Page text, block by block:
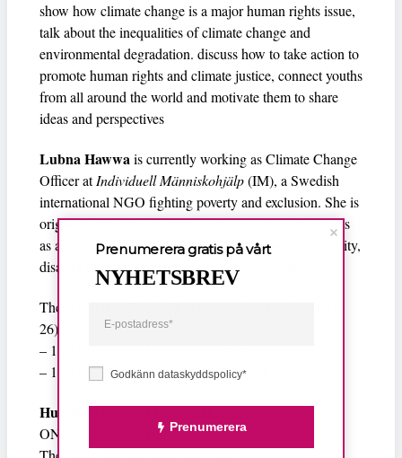
show how climate change is a major human rights issue,
talk about the inequalities of climate change and
environmental degradation. discuss how to take action to
promote human rights and climate justice, connect youths
from all around the world and motivate them to share
ideas and perspectives
Lubna Hawwais currently working as Climate Change
Officer atIndividuell Människohjälp(IM), a Swedish
international NGO fighting poverty and exclusion. She is
originally from the Maldives and worked on the islands
as a journalist and contributed to various gender equality,
disaster risk management and human rights initiatives.
The seminar will be held twice on the same day (Oct
26):
– 11-13 CET / 12-14 EAT / 13-15 AMT
– 17-19 CET / 18-20 EAT / 19-21 AMT
Human rights and climate change
ONSDAG 36 OKTOBER
Godkänn dataskyddspolicy*
Prenumerera
Prenumerera gratis på vårt
NYHETSBREV